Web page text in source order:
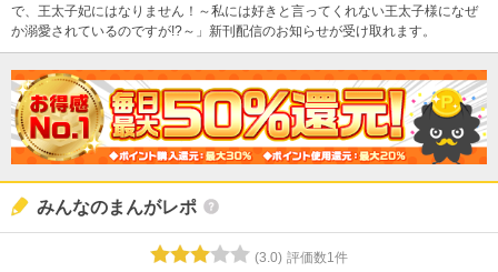
で、王太子妃にはなりません！～私には好きと言ってくれない王太子様になぜ
か溺愛されているのですが!?～」新刊配信のお知らせが受け取れます。
みんなのまんがレポ
(3.0) 評価数1件